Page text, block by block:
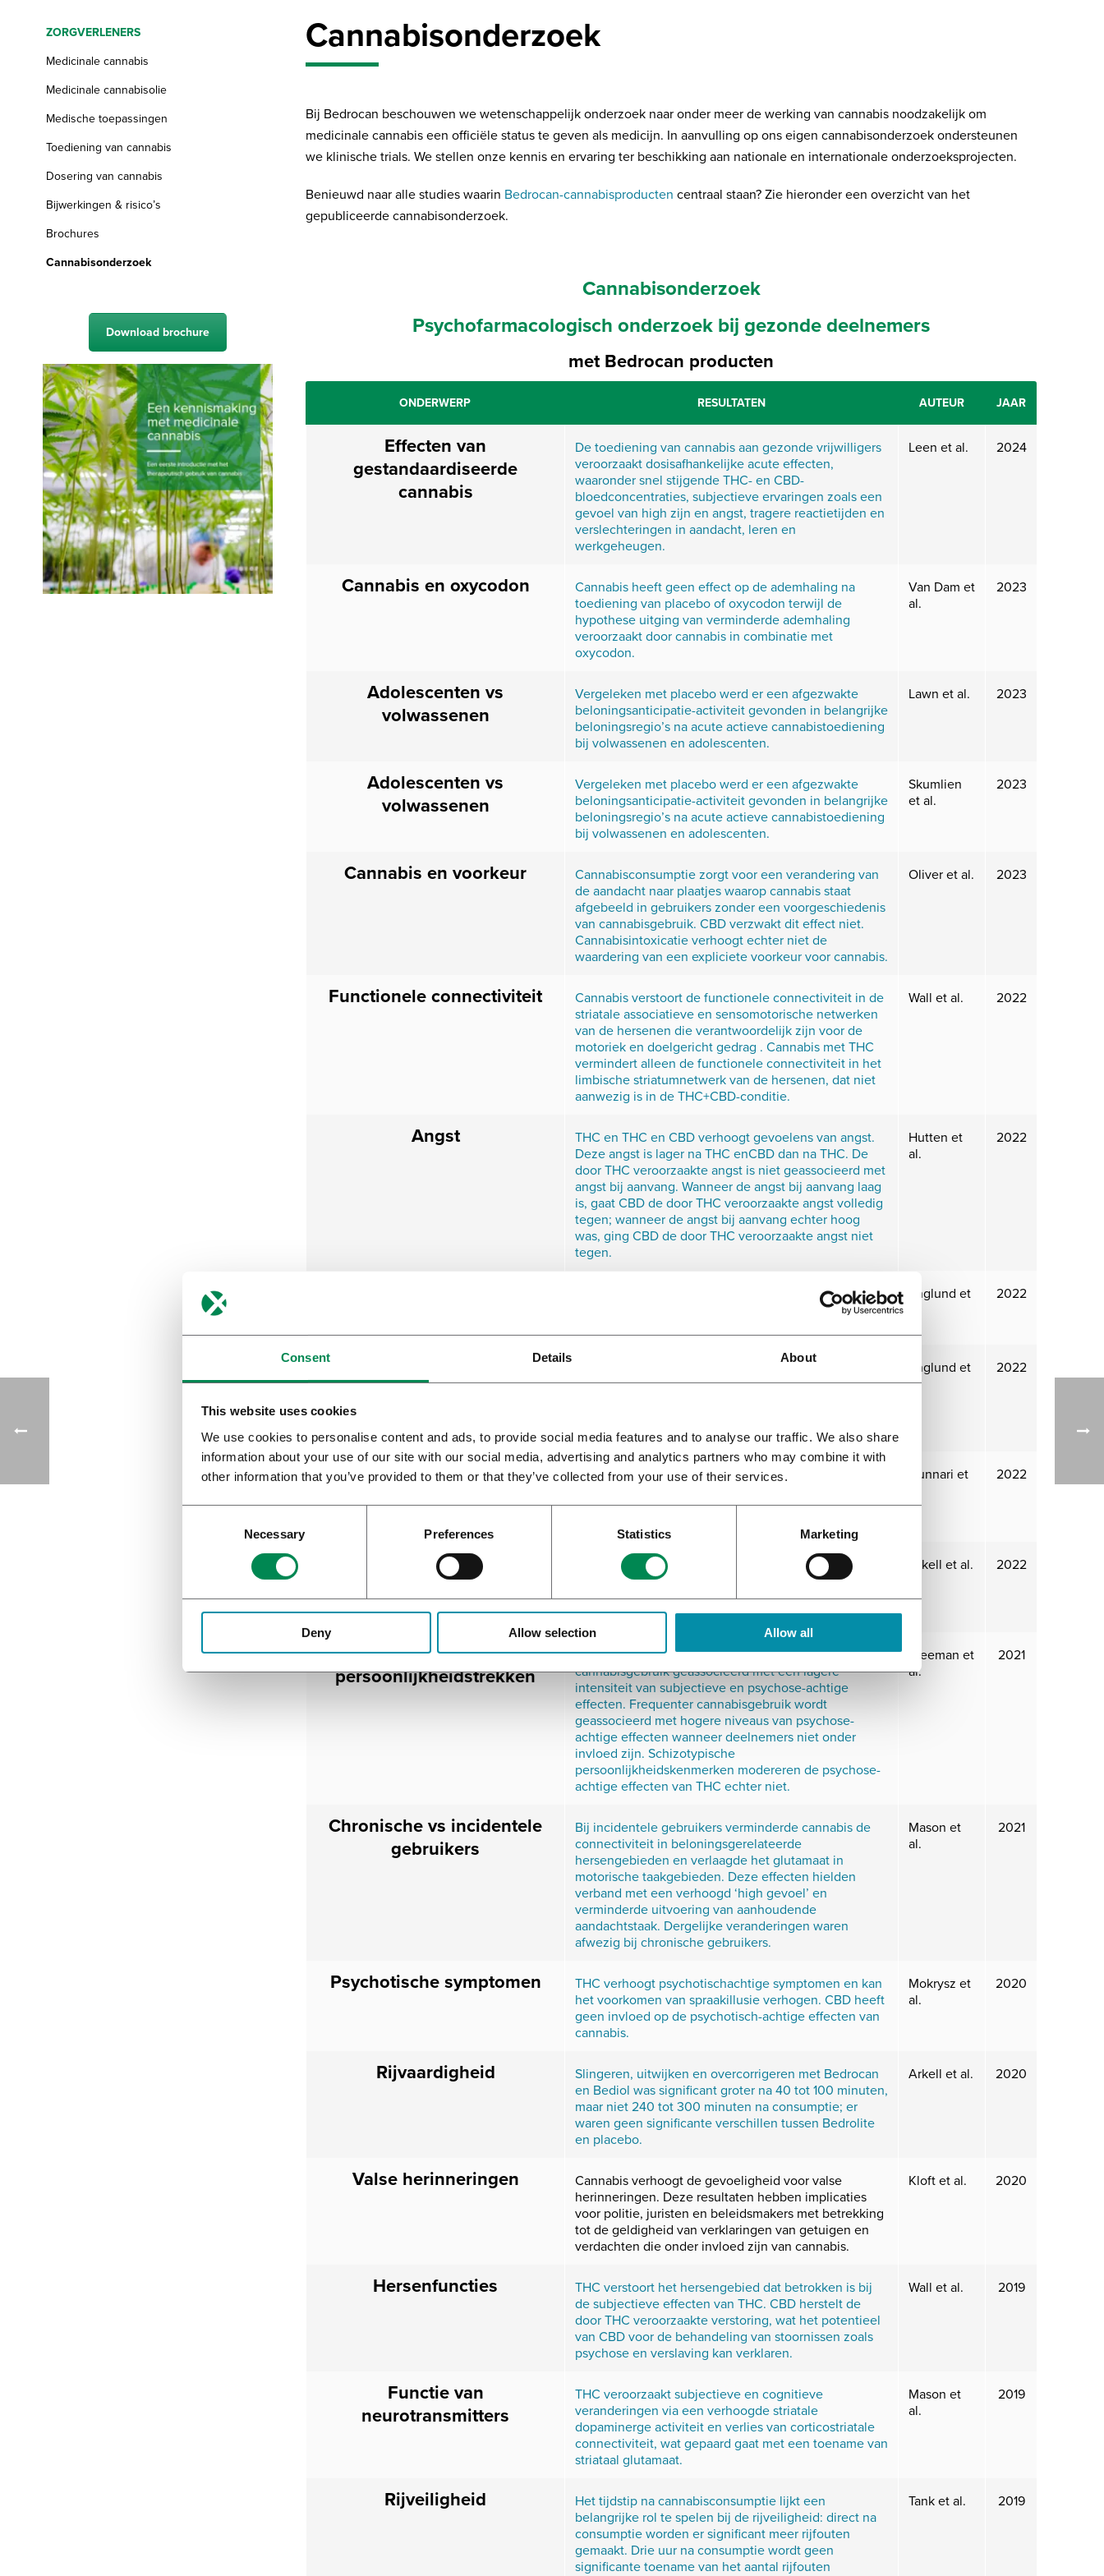
Consent Details About
This website uses cookies
We use cookies to personalise content and ads, to provide social media features and to analyse our traffic. We also share
information about your use of our site with our social media, advertising and analytics partners who may combine it with
other information that you’ve provided to them or that they’ve collected from your use of their services.
Necessary Preferences Statistics Marketing
Deny Allow selection Allow all
Cannabisonderzoek
Bij Bedrocan beschouwen we wetenschappelijk onderzoek naar onder meer de werking van cannabis noodzakelijk om
medicinale cannabis een officiële status te geven als medicijn. In aanvulling op ons eigen cannabisonderzoek ondersteunen
we klinische trials. We stellen onze kennis en ervaring ter beschikking aan nationale en internationale onderzoeksprojecten.
Benieuwd naar alle studies waarin Bedrocan-cannabisproducten centraal staan? Zie hieronder een overzicht van het
gepubliceerde cannabisonderzoek.
Cannabisonderzoek
Psychofarmacologisch onderzoek bij gezonde deelnemers
met Bedrocan producten
ONDERWERP RESULTATEN AUTEUR JAAR
Effecten van
gestandaardiseerde
cannabis
De toediening van cannabis aan gezonde vrijwilligers
veroorzaakt dosisafhankelijke acute effecten,
waaronder snel stijgende THC- en CBD-
bloedconcentraties, subjectieve ervaringen zoals een
gevoel van high zijn en angst, tragere reactietijden en
verslechteringen in aandacht, leren en
werkgeheugen.
Leen et al. 2024
Cannabis en oxycodon
Cannabis heeft geen effect op de ademhaling na
toediening van placebo of oxycodon terwijl de
hypothese uitging van verminderde ademhaling
veroorzaakt door cannabis in combinatie met
oxycodon.
Van Dam et
al.
2023
Adolescenten vs
volwassenen
Vergeleken met placebo werd er een afgezwakte
beloningsanticipatie-activiteit gevonden in belangrijke
beloningsregio’s na acute actieve cannabistoediening
bij volwassenen en adolescenten.
Lawn et al. 2023
Adolescenten vs
volwassenen
Vergeleken met placebo werd er een afgezwakte
beloningsanticipatie-activiteit gevonden in belangrijke
beloningsregio’s na acute actieve cannabistoediening
bij volwassenen en adolescenten.
Skumlien
et al.
2023
Cannabis en voorkeur
Cannabisconsumptie zorgt voor een verandering van
de aandacht naar plaatjes waarop cannabis staat
afgebeeld in gebruikers zonder een voorgeschiedenis
van cannabisgebruik. CBD verzwakt dit effect niet.
Cannabisintoxicatie verhoogt echter niet de
waardering van een expliciete voorkeur voor cannabis.
Oliver et al. 2023
Functionele connectiviteit
Cannabis verstoort de functionele connectiviteit in de
striatale associatieve en sensomotorische netwerken
van de hersenen die verantwoordelijk zijn voor de
motoriek en doelgericht gedrag . Cannabis met THC
vermindert alleen de functionele connectiviteit in het
limbische striatumnetwerk van de hersenen, dat niet
aanwezig is in de THC+CBD-conditie.
Wall et al. 2022
Angst
THC en THC en CBD verhoogt gevoelens van angst.
Deze angst is lager na THC enCBD dan na THC. De
door THC veroorzaakte angst is niet geassocieerd met
angst bij aanvang. Wanneer de angst bij aanvang laag
is, gaat CBD de door THC veroorzaakte angst volledig
tegen; wanneer de angst bij aanvang echter hoog
was, ging CBD de door THC veroorzaakte angst niet
tegen.
Hutten et
al.
2022
THC verhoogt de plasmaspiegels van anandamide. Dit
effect wordt niet beïnvloed door de gelijktijdige
Englund et
2022
Impact van CBD op THC
nadelige effecten van THC op cognitie en geestelijke
veranderen.
Englund et
al.
2022
Chronische vs incidentele
Aan de hand van netwerken in de hersenen kan er
chronische cannabisgebruikers. Ook kan acute
Nunnari et
2022
Sekseverschillen
Er zijn geen genderverschillen in de acute effecten
van verdampte cannabis. Het is echter nog steeds
mogelijk dat sekseverschillen optreden bij hogere
THC-doses of bij andere toedieningsmethoden.
Arkell et al. 2022
Schizotypische
persoonlijkheidstrekken
Na THC wordt een hogere frequentie van
cannabisgebruik geassocieerd met een lagere
intensiteit van subjectieve en psychose-achtige
effecten. Frequenter cannabisgebruik wordt
geassocieerd met hogere niveaus van psychose-
achtige effecten wanneer deelnemers niet onder
invloed zijn. Schizotypische
persoonlijkheidskenmerken modereren de psychose-
achtige effecten van THC echter niet.
Freeman et
al.
2021
Chronische vs incidentele
gebruikers
Bij incidentele gebruikers verminderde cannabis de
connectiviteit in beloningsgerelateerde
hersengebieden en verlaagde het glutamaat in
motorische taakgebieden. Deze effecten hielden
verband met een verhoogd ‘high gevoel’ en
verminderde uitvoering van aanhoudende
aandachtstaak. Dergelijke veranderingen waren
afwezig bij chronische gebruikers.
Mason et
al.
2021
Psychotische symptomen
THC verhoogt psychotischachtige symptomen en kan
het voorkomen van spraakillusie verhogen. CBD heeft
geen invloed op de psychotisch-achtige effecten van
cannabis.
Mokrysz et
al.
2020
Rijvaardigheid
Slingeren, uitwijken en overcorrigeren met Bedrocan
en Bediol was significant groter na 40 tot 100 minuten,
maar niet 240 tot 300 minuten na consumptie; er
waren geen significante verschillen tussen Bedrolite
en placebo.
Arkell et al. 2020
Valse herinneringen
Cannabis verhoogt de gevoeligheid voor valse
herinneringen. Deze resultaten hebben implicaties
voor politie, juristen en beleidsmakers met betrekking
tot de geldigheid van verklaringen van getuigen en
verdachten die onder invloed zijn van cannabis.
Kloft et al. 2020
Hersenfuncties
THC verstoort het hersengebied dat betrokken is bij
de subjectieve effecten van THC. CBD herstelt de
door THC veroorzaakte verstoring, wat het potentieel
van CBD voor de behandeling van stoornissen zoals
psychose en verslaving kan verklaren.
Wall et al. 2019
Functie van
neurotransmitters
THC veroorzaakt subjectieve en cognitieve
veranderingen via een verhoogde striatale
dopaminerge activiteit en verlies van corticostriatale
connectiviteit, wat gepaard gaat met een toename van
striataal glutamaat.
Mason et
al.
2019
Rijveiligheid
Het tijdstip na cannabisconsumptie lijkt een
belangrijke rol te spelen bij de rijveiligheid: direct na
consumptie worden er significant meer rijfouten
gemaakt. Drie uur na consumptie wordt geen
significante toename van het aantal rijfouten
Tank et al. 2019
ZORGVERLENERS
Medicinale cannabis
Medicinale cannabisolie
Medische toepassingen
Toediening van cannabis
Dosering van cannabis
Bijwerkingen & risico’s
Brochures
Cannabisonderzoek
Download brochure